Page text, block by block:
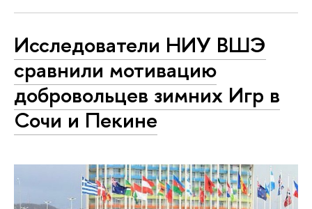
Исследователи НИУ ВШЭ
сравнили мотивацию
добровольцев зимних Игр в
Сочи и Пекине